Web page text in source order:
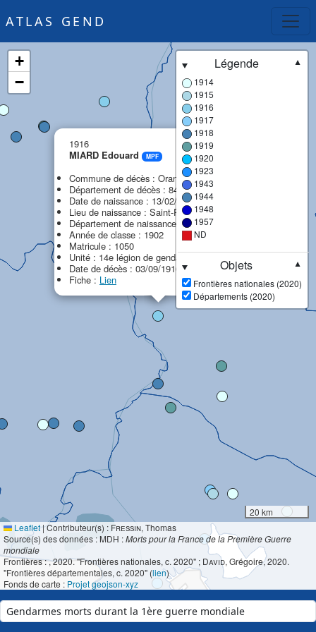
ATLAS GEND
1916
MIARD Edouard
MPF
Commune de décès : Orange
Département de décès : 84 - Vaucluse
Date de naissance : 13/02/1882
Lieu de naissance : Saint-Pierre-de-Méaroz
Département de naissance : 38 - Isère
Année de classe : 1902
Matricule : 1050
Unité : 14e légion de gendarmerie (14e LG)
Date de décès : 03/09/1916
Fiche : Lien
+
−
Légende
▼
1914
1915
1916
1917
1918
1919
1920
1923
1943
1944
1948
1957
ND
Objets
▼
Frontières nationales (2020)
Départements (2020)
20 km
Leaflet|Contributeur(s) : Fressin, Thomas
Source(s) des données : MDH :Morts pour la France de la Première Guerre
mondiale
Frontières :, 2020. "Frontières nationales, c. 2020" ; David, Grégoire, 2020.
"Frontières départementales, c. 2020" (lien)
Fonds de carte : Projet geojson-xyz